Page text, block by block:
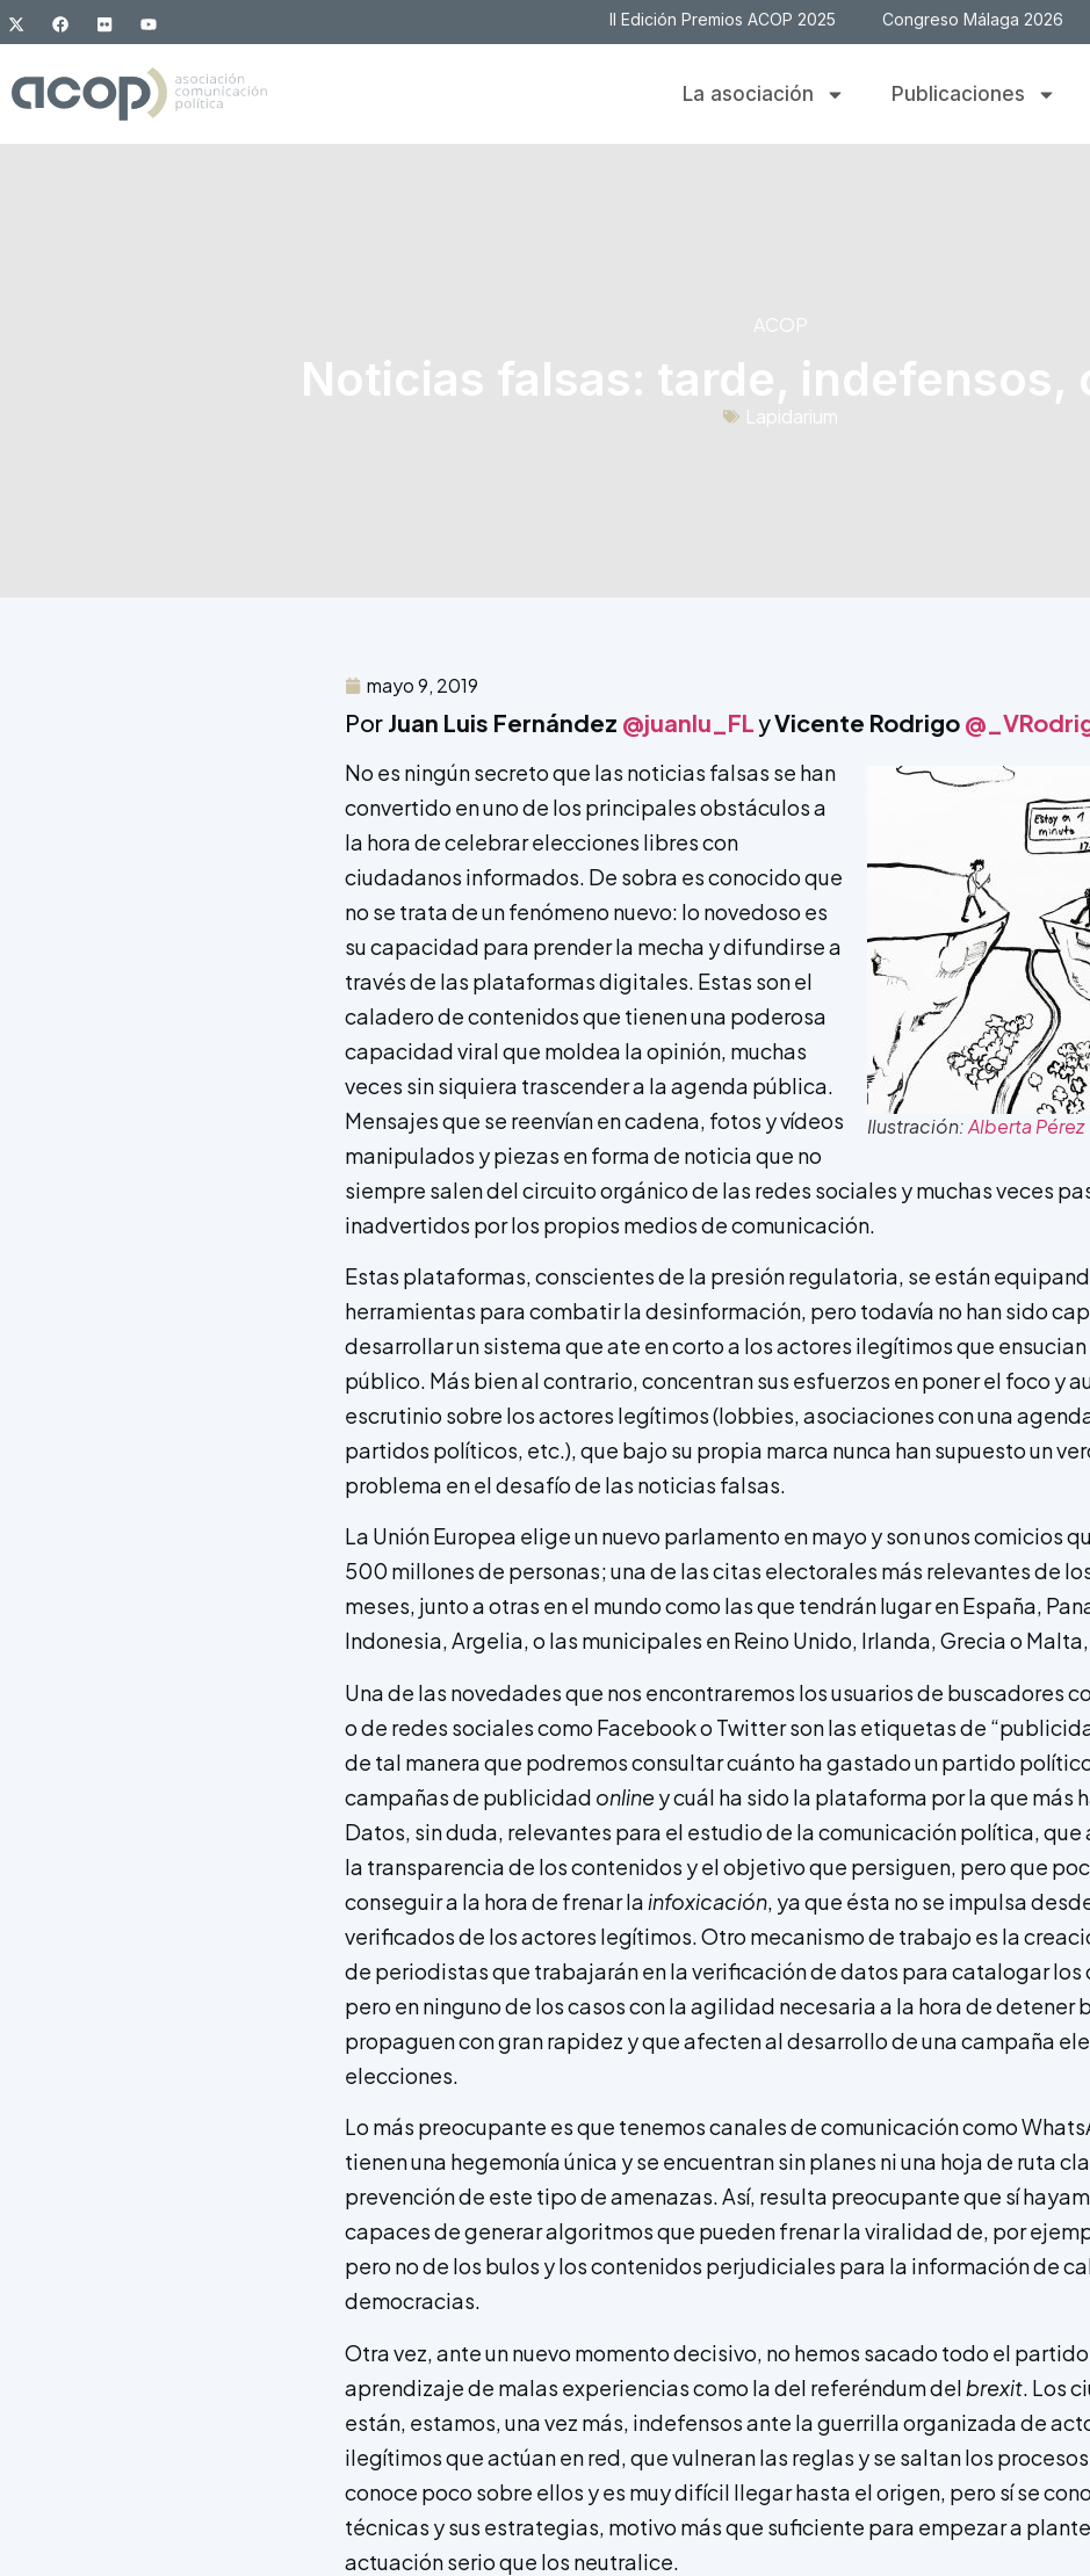
II Edición Premios ACOP 2025 Congreso Málaga 2026
La asociación Publicaciones
ACOP
Noticias falsas: tarde, indefensos,
Lapidarium
mayo 9, 2019
Por Juan Luis Fernández @juanlu_FLyVicente Rodrigo
Ilustración:Alberta Pérez
No es ningún secreto que las noticias falsas se han
convertido en uno de los principales obstáculos a
la hora de celebrar elecciones libres con
ciudadanos informados. De sobra es conocido que
no se trata de un fenómeno nuevo: lo novedoso es
su capacidad para prender la mecha y difundirse a
través de las plataformas digitales. Estas son el
caladero de contenidos que tienen una poderosa
capacidad viral que moldea la opinión, muchas
veces sin siquiera trascender a la agenda pública.
Mensajes que se reenvían en cadena, fotos y vídeos
manipulados y piezas en forma de noticia que no
siempre salen del circuito orgánico de las redes sociales y muchas veces
inadvertidos por los propios medios de comunicación.
Estas plataformas, conscientes de la presión regulatoria, se están
herramientas para combatir la desinformación, pero todavía no han sido
desarrollar un sistema que ate en corto a los actores ilegítimos que
público. Más bien al contrario, concentran sus esfuerzos en poner el foco y
escrutinio sobre los actores legítimos (lobbies, asociaciones con una
partidos políticos, etc.), que bajo su propia marca nunca han supuesto un
problema en el desafío de las noticias falsas.
La Unión Europea elige un nuevo parlamento en mayo y son unos comicios
500 millones de personas; una de las citas electorales más relevantes de
meses, junto a otras en el mundo como las que tendrán lugar en España,
Indonesia, Argelia, o las municipales en Reino Unido, Irlanda, Grecia o
Una de las novedades que nos encontraremos los usuarios de buscadores
o de redes sociales como Facebook o Twitter son las etiquetas de
de tal manera que podremos consultar cuánto ha gastado un partido
campañas de publicidad onliney cuál ha sido la plataforma por la que más
Datos, sin duda, relevantes para el estudio de la comunicación política, que
la transparencia de los contenidos y el objetivo que persiguen, pero que
conseguir a la hora de frenar la infoxicación, ya que ésta no se impulsa
verificados de los actores legítimos. Otro mecanismo de trabajo es la
de periodistas que trabajarán en la verificación de datos para catalogar los
pero en ninguno de los casos con la agilidad necesaria a la hora de detener
propaguen con gran rapidez y que afecten al desarrollo de una campaña
elecciones.
Lo más preocupante es que tenemos canales de comunicación como
tienen una hegemonía única y se encuentran sin planes ni una hoja de ruta
prevención de este tipo de amenazas. Así, resulta preocupante que sí
capaces de generar algoritmos que pueden frenar la viralidad de, por
pero no de los bulos y los contenidos perjudiciales para la información de
democracias.
Otra vez, ante un nuevo momento decisivo, no hemos sacado todo el
aprendizaje de malas experiencias como la del referéndum del brexit. Los
están, estamos, una vez más, indefensos ante la guerrilla organizada de
ilegítimos que actúan en red, que vulneran las reglas y se saltan los
conoce poco sobre ellos y es muy difícil llegar hasta el origen, pero sí se
técnicas y sus estrategias, motivo más que suficiente para empezar a
actuación serio que los neutralice.